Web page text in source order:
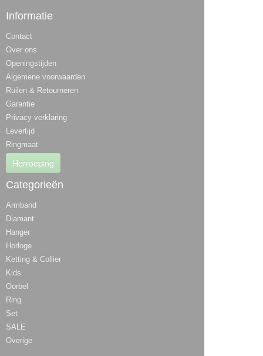
Informatie
Contact
Over ons
Openingstijden
Algemene voorwaarden
Ruilen & Retourneren
Garantie
Privacy verklaring
Levertijd
Ringmaat
Herroeping
Categorieën
Armband
Diamant
Hanger
Horloge
Ketting & Collier
Kids
Oorbel
Ring
Set
SALE
Overige